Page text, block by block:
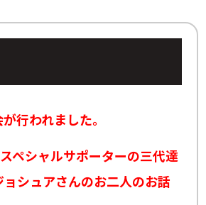
行われました。
ペシャルサポーターの三代達
シュアさんのお二人のお話